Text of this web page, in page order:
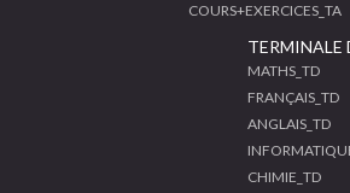
COURS+EXERCICES_TA
TERMINALE
MATHS_TD
FRANÇAIS_TD
ANGLAIS_TD
CHIMIE_TD